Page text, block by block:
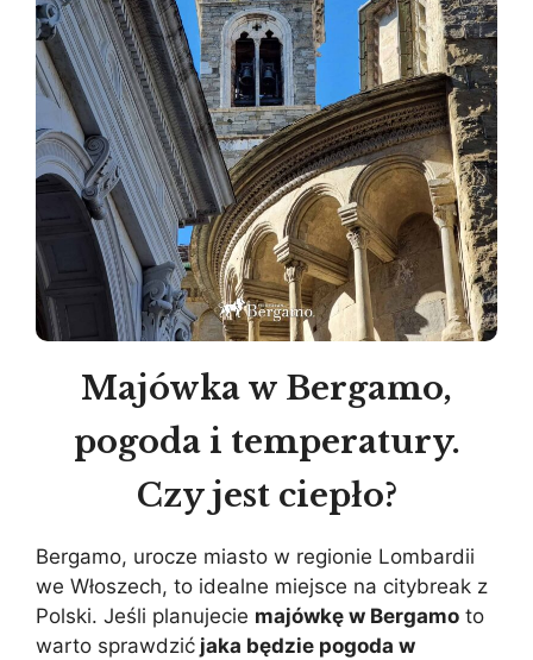
Majówka w Bergamo,
pogoda i temperatury.
Czy jest ciepło?
Bergamo, urocze miasto w regionie Lombardii
we Włoszech, to idealne miejsce na citybreak z
Polski. Jeśli planujecie majówkę w Bergamo to
warto sprawdzić jaka będzie pogoda w